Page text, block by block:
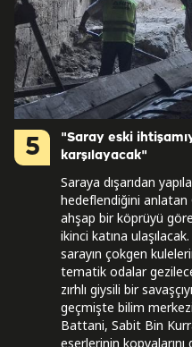
5
"Saray eski
karşılayacak"
Saraya dışarıdan
hedeflendiğini anlatan
ahşap bir köprüyü
ikinci katına
sarayın çokgen
tematik odalar
zırhlı giysili bir
geçmişte bilim
Battani, Sabit Bin
eserlerinin